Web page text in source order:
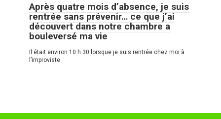
Après quatre mois d’absence, je suis
rentrée sans prévenir… ce que j’ai
découvert dans notre chambre a
bouleversé ma vie
Il était environ 10 h 30 lorsque je suis rentrée chez moi à
l’improviste